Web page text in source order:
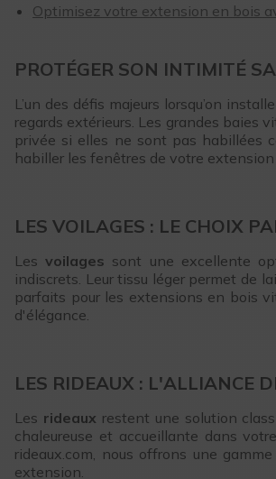
Optimisez votre extension en bois
PROTÉGER SON INTIMITÉ
L’un des défis majeurs lorsqu’on
regards extérieurs. Les grandes baies
privée si elles ne sont pas habillées
habiller les fenêtres de votre extension
LES VOILAGES : LE CHOIX
Lesvoilages sont une excellente
indiscrets. Leur tissu léger permet de
parfaits pour les extensions en bois
d'élégance.
LES RIDEAUX : L'ALLIANCE
Les rideaux restent une solution
chaleureuse et accueillante dans
rideaux.com, nous offrons une
extension.